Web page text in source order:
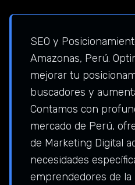
SEO y
Amazonas, Perú.
mejorar tu
buscadores y
Contamos con
mercado de Perú,
de Marketing Digital
necesidades
emprendedores de la